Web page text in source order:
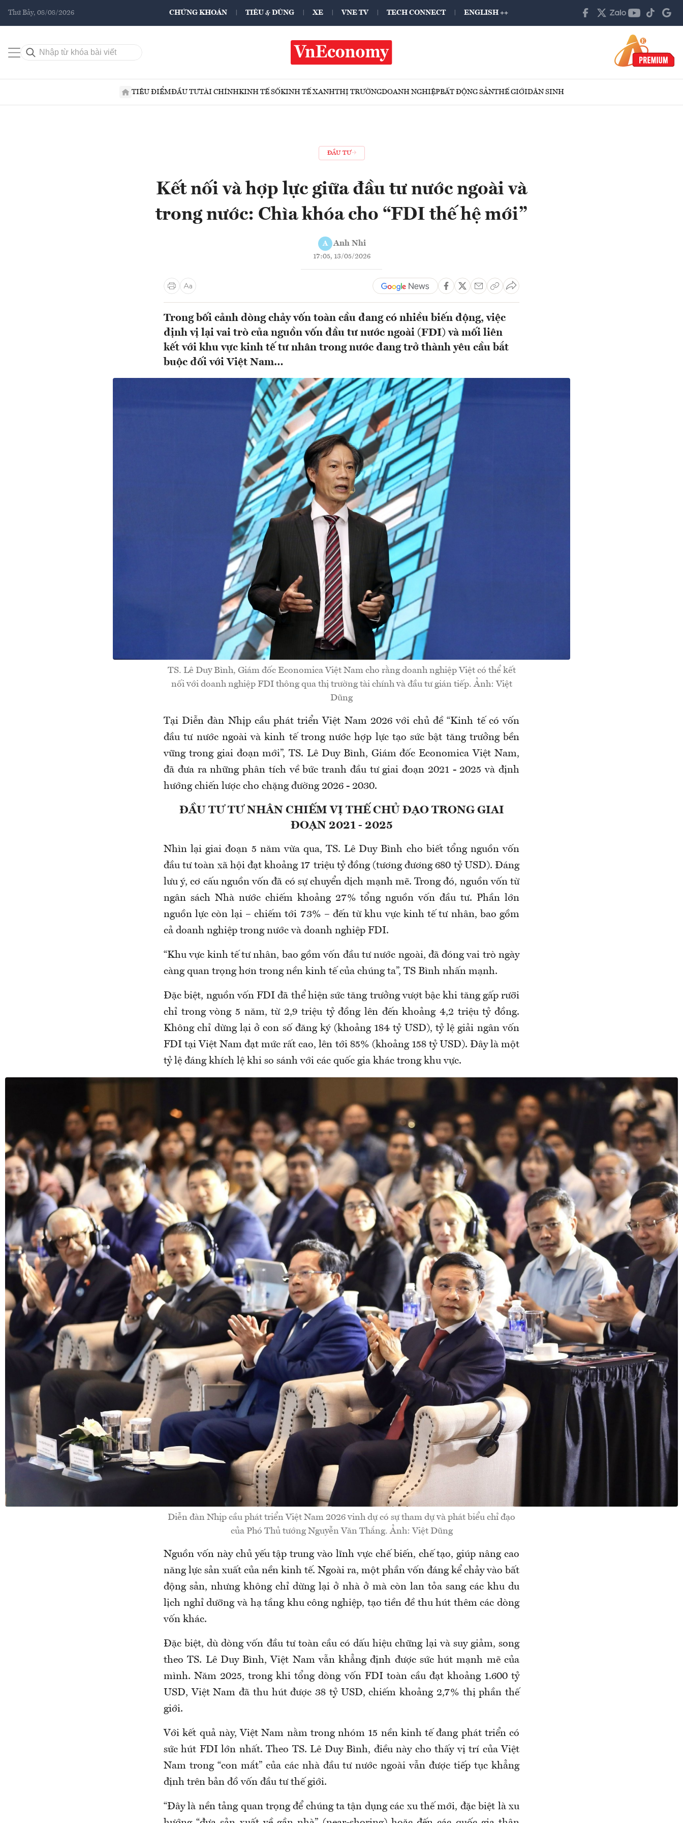
Thứ Bảy, 08/08/2026 CHỨNG KHOÁN TIÊU & DÙNG XE VNE TV TECH CONNECT ENGLISH ++
TIÊU ĐIỂMĐẦU TƯTÀI CHÍNHKINH TẾ SỐKINH TẾ XANHTHỊ TRƯỜNGDOANH NGHIỆPBẤT ĐỘNG SẢNTHẾ GIỚIDÂN SINH
ĐẦU TƯ
Kết nối và hợp lực giữa đầu tư nước ngoài và
trong nước: Chìa khóa cho “FDI thế hệ mới”
A Anh Nhi
17:05, 13/05/2026
Trong bối cảnh dòng chảy vốn toàn cầu đang có nhiều biến động, việc
định vị lại vai trò của nguồn vốn đầu tư nước ngoài (FDI) và mối liên
kết với khu vực kinh tế tư nhân trong nước đang trở thành yêu cầu bắt
buộc đối với Việt Nam…
TS. Lê Duy Bình, Giám đốc Economica Việt Nam cho rằng doanh nghiệp Việt có thể kết
nối với doanh nghiệp FDI thông qua thị trường tài chính và đầu tư gián tiếp. Ảnh: Việt
Dũng
Tại Diễn đàn Nhịp cầu phát triển Việt Nam 2026 với chủ đề “Kinh tế có vốn
đầu tư nước ngoài và kinh tế trong nước hợp lực tạo sức bật tăng trưởng bền
vững trong giai đoạn mới”, TS. Lê Duy Bình, Giám đốc Economica Việt Nam,
đã đưa ra những phân tích về bức tranh đầu tư giai đoạn 2021 - 2025 và định
hướng chiến lược cho chặng đường 2026 - 2030.
ĐẦU TƯ TƯ NHÂN CHIẾM VỊ THẾ CHỦ ĐẠO TRONG GIAI
ĐOẠN 2021 - 2025
Nhìn lại giai đoạn 5 năm vừa qua, TS. Lê Duy Bình cho biết tổng nguồn vốn
đầu tư toàn xã hội đạt khoảng 17 triệu tỷ đồng (tương đương 680 tỷ USD). Đáng
lưu ý, cơ cấu nguồn vốn đã có sự chuyển dịch mạnh mẽ. Trong đó, nguồn vốn từ
ngân sách Nhà nước chiếm khoảng 27% tổng nguồn vốn đầu tư. Phần lớn
nguồn lực còn lại – chiếm tới 73% – đến từ khu vực kinh tế tư nhân, bao gồm
cả doanh nghiệp trong nước và doanh nghiệp FDI.
“Khu vực kinh tế tư nhân, bao gồm vốn đầu tư nước ngoài, đã đóng vai trò ngày
càng quan trọng hơn trong nền kinh tế của chúng ta”, TS Bình nhấn mạnh.
Đặc biệt, nguồn vốn FDI đã thể hiện sức tăng trưởng vượt bậc khi tăng gấp rưỡi
chỉ trong vòng 5 năm, từ 2,9 triệu tỷ đồng lên đến khoảng 4,2 triệu tỷ đồng.
Không chỉ dừng lại ở con số đăng ký (khoảng 184 tỷ USD), tỷ lệ giải ngân vốn
FDI tại Việt Nam đạt mức rất cao, lên tới 85% (khoảng 158 tỷ USD). Đây là một
tỷ lệ đáng khích lệ khi so sánh với các quốc gia khác trong khu vực.
Diễn đàn Nhịp cầu phát triển Việt Nam 2026 vinh dự có sự tham dự và phát biểu chỉ đạo
của Phó Thủ tướng Nguyễn Văn Thắng. Ảnh: Việt Dũng
Nguồn vốn này chủ yếu tập trung vào lĩnh vực chế biến, chế tạo, giúp nâng cao
năng lực sản xuất của nền kinh tế. Ngoài ra, một phần vốn đáng kể chảy vào bất
động sản, nhưng không chỉ dừng lại ở nhà ở mà còn lan tỏa sang các khu du
lịch nghỉ dưỡng và hạ tầng khu công nghiệp, tạo tiền đề thu hút thêm các dòng
vốn khác.
Đặc biệt, dù dòng vốn đầu tư toàn cầu có dấu hiệu chững lại và suy giảm, song
theo TS. Lê Duy Bình, Việt Nam vẫn khẳng định được sức hút mạnh mẽ của
mình. Năm 2025, trong khi tổng dòng vốn FDI toàn cầu đạt khoảng 1.600 tỷ
USD, Việt Nam đã thu hút được 38 tỷ USD, chiếm khoảng 2,7% thị phần thế
giới.
Với kết quả này, Việt Nam nằm trong nhóm 15 nền kinh tế đang phát triển có
sức hút FDI lớn nhất. Theo TS. Lê Duy Bình, điều này cho thấy vị trí của Việt
Nam trong “con mắt” của các nhà đầu tư nước ngoài vẫn được tiếp tục khẳng
định trên bản đồ vốn đầu tư thế giới.
“Đây là nền tảng quan trọng để chúng ta tận dụng các xu thế mới, đặc biệt là xu